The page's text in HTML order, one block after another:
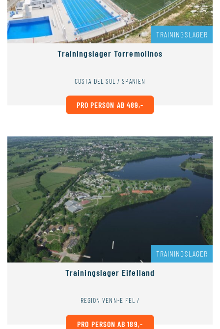
TRAININGSLAGER
Trainingslager Torremolinos
COSTA DEL SOL / SPANIEN
PRO PERSON AB 489,-
TRAININGSLAGER
Trainingslager Eifelland
REGION VENN-EIFEL /
PRO PERSON AB 189,-